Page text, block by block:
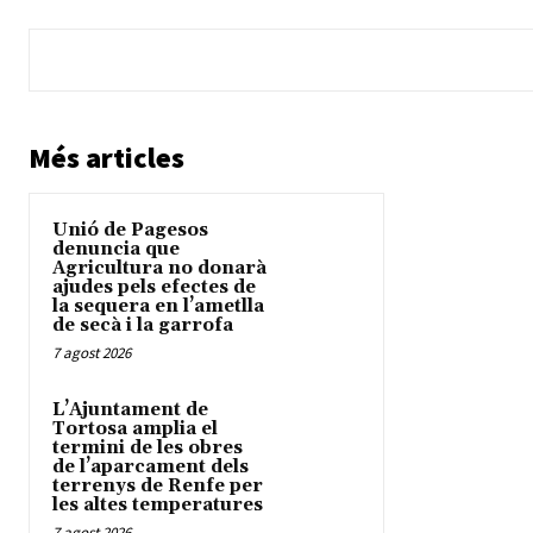
Més articles
Unió de Pagesos
denuncia que
Agricultura no donarà
ajudes pels efectes de
la sequera en l’ametlla
de secà i la garrofa
7 agost 2026
L’Ajuntament de
Tortosa amplia el
termini de les obres
de l’aparcament dels
terrenys de Renfe per
les altes temperatures